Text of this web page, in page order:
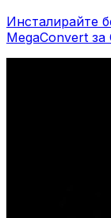
Инсталирайте
MegaConvert